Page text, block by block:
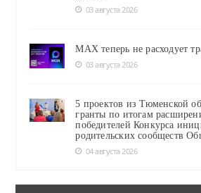
03 августа 2026
MAX теперь не расходует
03 августа 2026
5 проектов из Тюменской
гранты по итогам
победителей Конкурса
родительских сообществ
04 августа 2026